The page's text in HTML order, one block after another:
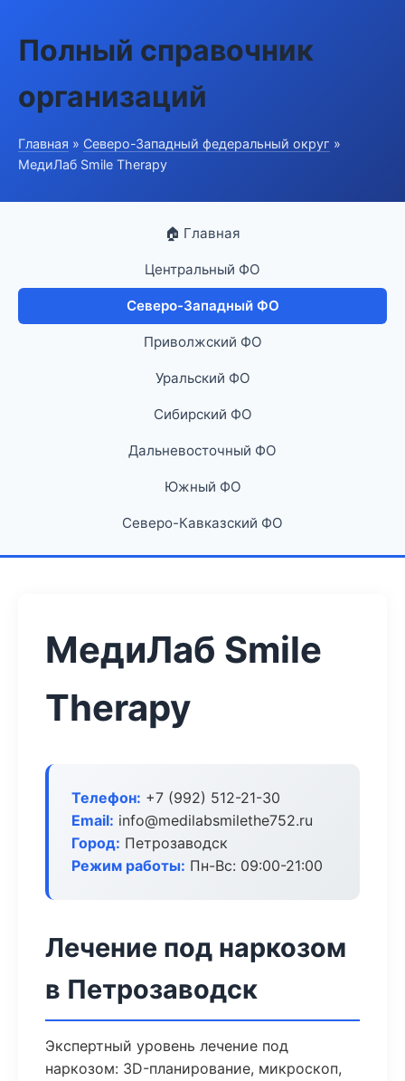
Полный справочник
организаций
Главная » Северо-Западный федеральный округ »
МедиЛаб Smile Therapy
🏠 Главная
Центральный ФО
Северо-Западный ФО
Приволжский ФО
Уральский ФО
Сибирский ФО
Дальневосточный ФО
Южный ФО
Северо-Кавказский ФО
МедиЛаб Smile
Therapy
Телефон: +7 (992) 512-21-30
Email: info@medilabsmilethe752.ru
Город: Петрозаводск
Режим работы: Пн-Вс: 09:00-21:00
Лечение под наркозом
в Петрозаводск
Экспертный уровень лечение под
наркозом: 3D-планирование, микроскоп,